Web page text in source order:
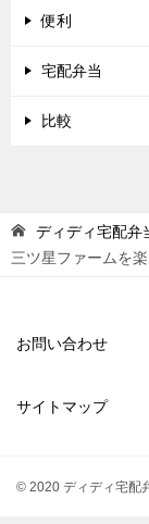
便利
宅配弁当
比較
ディディ宅配弁
三ツ星ファームを
お問い合わせ
サイトマップ
© 2020 ディディ宅配